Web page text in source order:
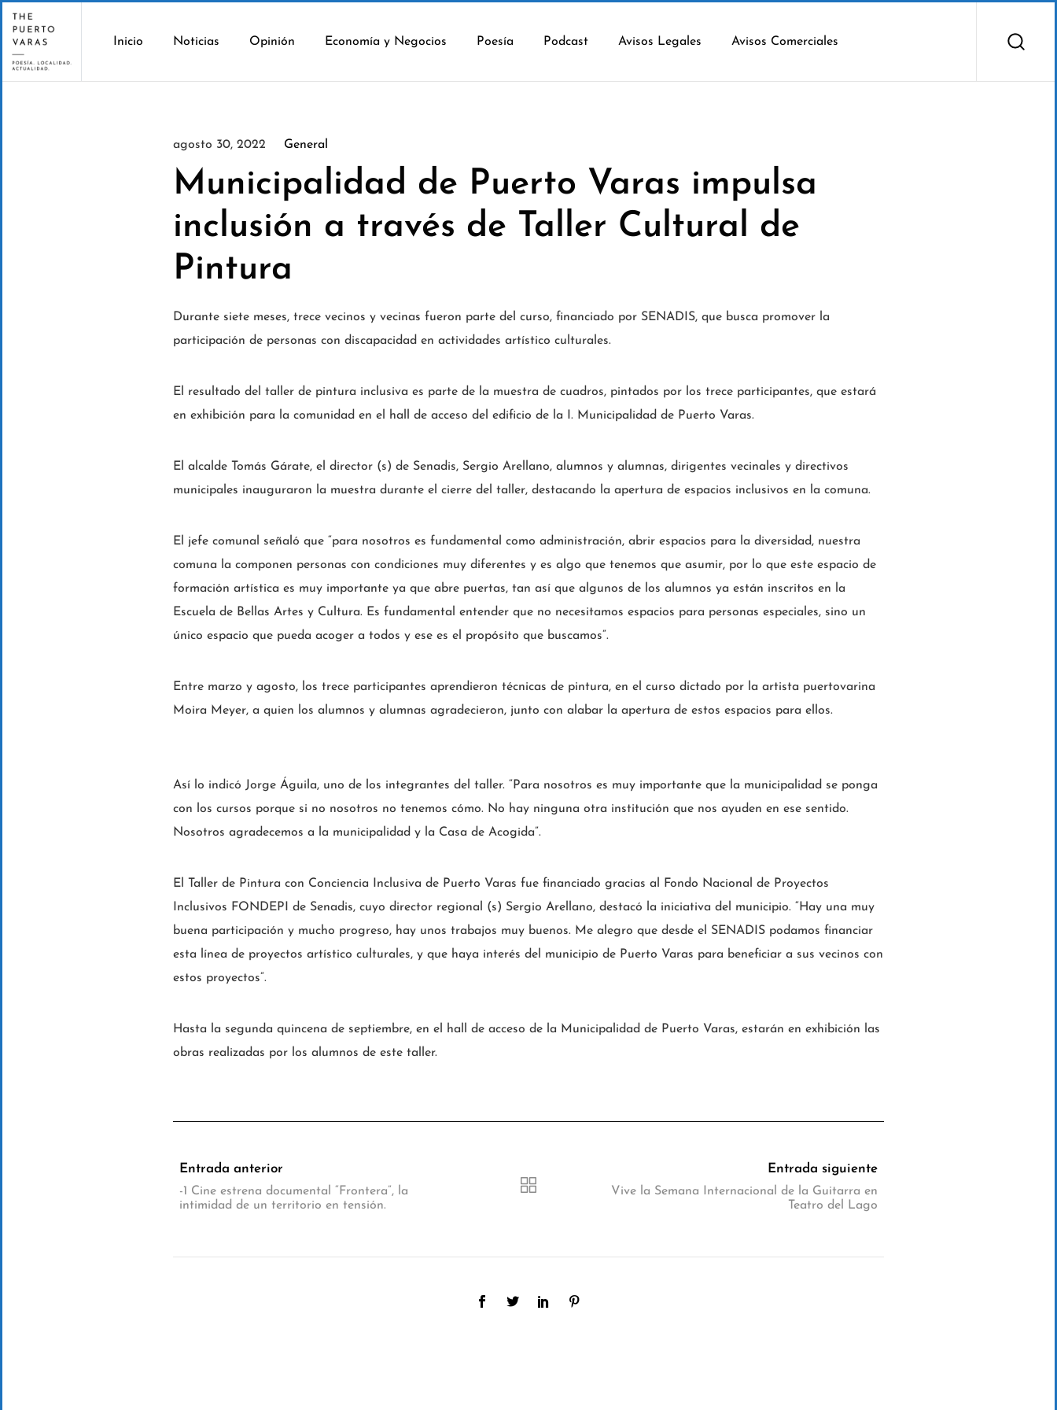
Inicio Noticias Opinión Economía y Negocios Poesía Podcast Avisos Legales Avisos Comerciales
agosto 30, 2022 General
Municipalidad de Puerto Varas impulsa
inclusión a través de Taller Cultural de
Pintura
Durante siete meses, trece vecinos y vecinas fueron parte del curso, financiado por SENADIS, que busca promover la
participación de personas con discapacidad en actividades artístico culturales.
El resultado del taller de pintura inclusiva es parte de la muestra de cuadros, pintados por los trece participantes, que estará
en exhibición para la comunidad en el hall de acceso del edificio de la I. Municipalidad de Puerto Varas.
El alcalde Tomás Gárate, el director (s) de Senadis, Sergio Arellano, alumnos y alumnas, dirigentes vecinales y directivos
municipales inauguraron la muestra durante el cierre del taller, destacando la apertura de espacios inclusivos en la comuna.
El jefe comunal señaló que “para nosotros es fundamental como administración, abrir espacios para la diversidad, nuestra
comuna la componen personas con condiciones muy diferentes y es algo que tenemos que asumir, por lo que este espacio de
formación artística es muy importante ya que abre puertas, tan así que algunos de los alumnos ya están inscritos en la
Escuela de Bellas Artes y Cultura. Es fundamental entender que no necesitamos espacios para personas especiales, sino un
único espacio que pueda acoger a todos y ese es el propósito que buscamos”.
Entre marzo y agosto, los trece participantes aprendieron técnicas de pintura, en el curso dictado por la artista puertovarina
Moira Meyer, a quien los alumnos y alumnas agradecieron, junto con alabar la apertura de estos espacios para ellos.
Así lo indicó Jorge Águila, uno de los integrantes del taller. “Para nosotros es muy importante que la municipalidad se ponga
con los cursos porque si no nosotros no tenemos cómo. No hay ninguna otra institución que nos ayuden en ese sentido.
Nosotros agradecemos a la municipalidad y la Casa de Acogida”.
El Taller de Pintura con Conciencia Inclusiva de Puerto Varas fue financiado gracias al Fondo Nacional de Proyectos
Inclusivos FONDEPI de Senadis, cuyo director regional (s) Sergio Arellano, destacó la iniciativa del municipio. “Hay una muy
buena participación y mucho progreso, hay unos trabajos muy buenos. Me alegro que desde el SENADIS podamos financiar
esta línea de proyectos artístico culturales, y que haya interés del municipio de Puerto Varas para beneficiar a sus vecinos con
estos proyectos”.
Hasta la segunda quincena de septiembre, en el hall de acceso de la Municipalidad de Puerto Varas, estarán en exhibición las
obras realizadas por los alumnos de este taller.
Entrada anterior
-1 Cine estrena documental “Frontera”, la
intimidad de un territorio en tensión.
Entrada siguiente
Vive la Semana Internacional de la Guitarra en
Teatro del Lago